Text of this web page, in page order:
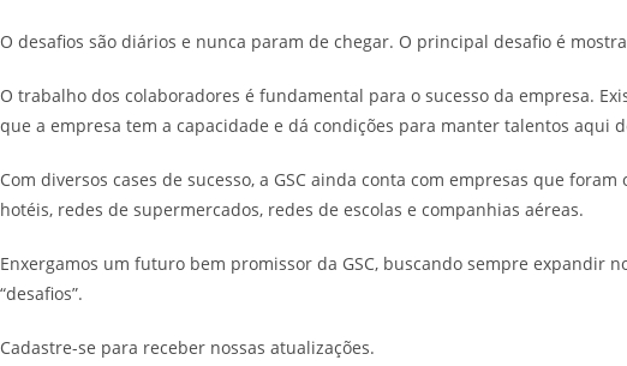
O desafios são diários e nunca param de chegar. O principal desafio é
O trabalho dos colaboradores é fundamental para o sucesso da empresa.
que a empresa tem a capacidade e dá condições para manter talentos aqui
Com diversos cases de sucesso, a GSC ainda conta com empresas que
hotéis, redes de supermercados, redes de escolas e companhias aéreas.
Enxergamos um futuro bem promissor da GSC, buscando sempre expandir
“desafios”.
Cadastre-se para receber nossas atualizações.